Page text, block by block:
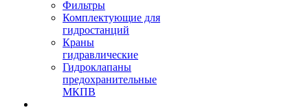
Фильтры
Комплектующие для
гидростанций
Краны
гидравлические
Гидроклапаны
предохранительные
МКПВ